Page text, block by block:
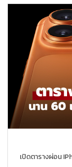
เปิดตารางผ่อน